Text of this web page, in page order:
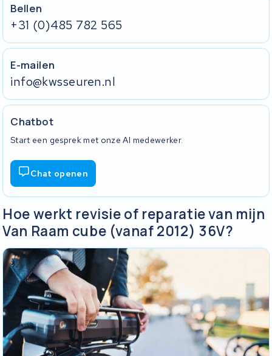
Bellen
+31 (0)485 782 565
E-mailen
info@kwsseuren.nl
Chatbot
Start een gesprek met onze AI medewerker.
Chat openen
Hoe werkt revisie of reparatie van mijn
Van Raam cube (vanaf 2012) 36V?